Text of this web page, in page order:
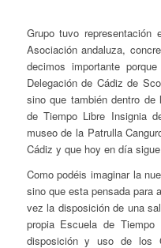
Grupo tuvo representación
Asociación andaluza,
decimos importante
Delegación de Cádiz de
sino que también dentro
de Tiempo Libre Insignia
museo de la Patrulla
Cádiz y que hoy en día
Como podéis imaginar la
sino que esta pensada para
vez la disposición de una
propia Escuela de
disposición y uso de los